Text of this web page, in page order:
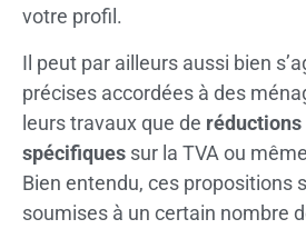
votre profil.
Il peut par ailleurs aussi bien
précises accordées à des
leurs travaux que de
spécifiques sur la TVA ou
Bien entendu, ces propositions
soumises à un certain nombre